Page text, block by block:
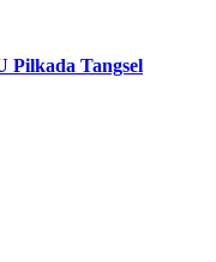
Pilkada Tangsel